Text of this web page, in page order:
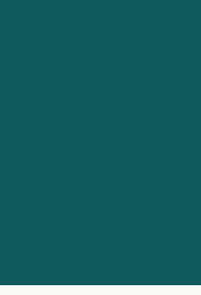
Belgique (FR)